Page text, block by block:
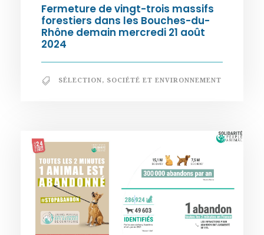
Fermeture de vingt-trois massifs
forestiers dans les Bouches-du-
Rhône demain mercredi 21 août
2024
SÉLECTION, SOCIÉTÉ ET ENVIRONNEMENT